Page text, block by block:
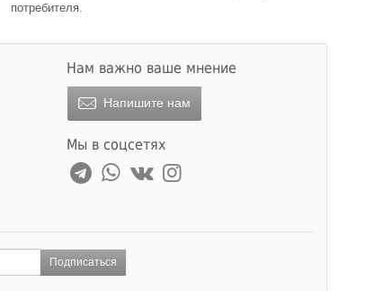
потребителя.
Нам важно ваше мнение
Напишите нам
Мы в соцсетях
Подписаться